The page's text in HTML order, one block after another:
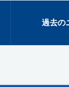
過去の